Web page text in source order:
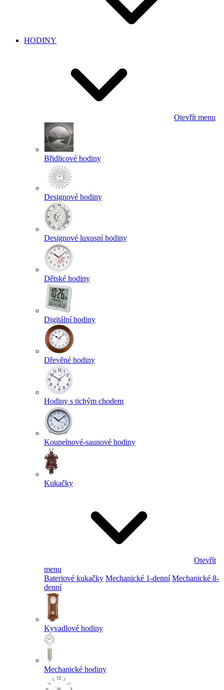
HODINY
Otevřít menu
Břidlicové hodiny
Designové hodiny
Designové luxusní hodiny
Dětské hodiny
Digitální hodiny
Dřevěné hodiny
Hodiny s tichým chodem
Koupelnové-saunové hodiny
Kukačky
Otevřít
menu
Bateriové kukačky Mechanické 1-denní Mechanické 8-
denní
Kyvadlové hodiny
Mechanické hodiny